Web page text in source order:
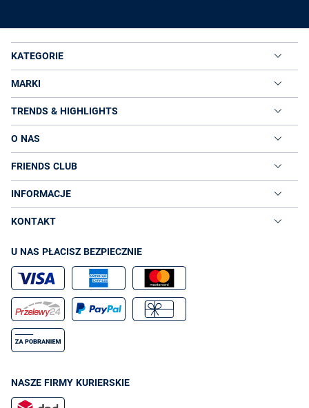
KATEGORIE
MARKI
TRENDS & HIGHLIGHTS
O NAS
FRIENDS CLUB
INFORMACJE
KONTAKT
U NAS PŁACISZ BEZPIECZNIE
NASZE FIRMY KURIERSKIE